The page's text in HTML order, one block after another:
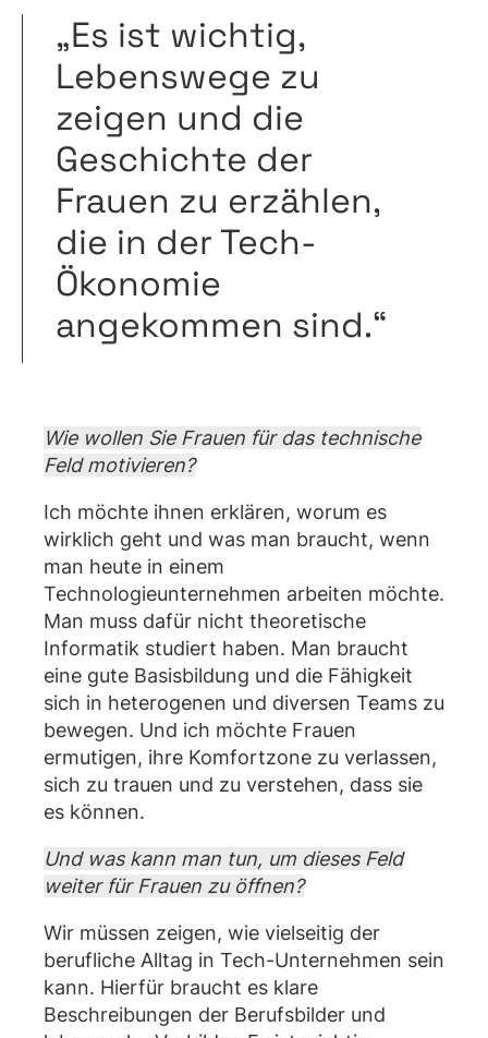
„Es ist wichtig,
Lebenswege zu
zeigen und die
Geschichte der
Frauen zu erzählen,
die in der Tech-
Ökonomie
angekommen sind.“
Wie wollen Sie Frauen für das technische
Feld motivieren?
Ich möchte ihnen erklären, worum es
wirklich geht und was man braucht, wenn
man heute in einem
Technologieunternehmen arbeiten möchte.
Man muss dafür nicht theoretische
Informatik studiert haben. Man braucht
eine gute Basisbildung und die Fähigkeit
sich in heterogenen und diversen Teams zu
bewegen. Und ich möchte Frauen
ermutigen, ihre Komfortzone zu verlassen,
sich zu trauen und zu verstehen, dass sie
es können.
Und was kann man tun, um dieses Feld
weiter für Frauen zu öffnen?
Wir müssen zeigen, wie vielseitig der
berufliche Alltag in Tech-Unternehmen sein
kann. Hierfür braucht es klare
Beschreibungen der Berufsbilder und